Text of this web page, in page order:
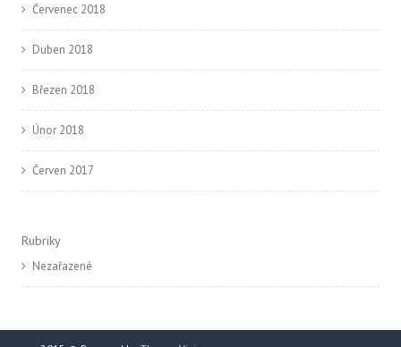
Červenec 2018
Duben 2018
Březen 2018
Únor 2018
Červen 2017
Rubriky
Nezařazené